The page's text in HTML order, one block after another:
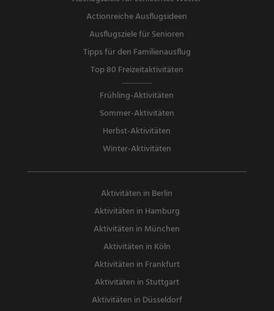
Actionreiche Ausflugsideen
Ausflugsziele für Senioren
Tipps für den Familienausflug
Top 80 Freizeitaktivitäten
Frühling-Aktivitäten
Sommer-Aktivitäten
Herbst-Aktivitäten
Winter-Aktivitäten
Aktivitäten in Berlin
Aktivitäten in Hamburg
Aktivitäten in München
Aktivitäten in Köln
Aktivitäten in Frankfurt
Aktivitäten in Stuttgart
Aktivitäten in Düsseldorf